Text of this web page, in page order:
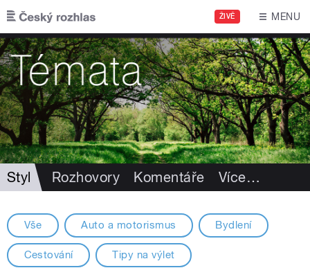
Přejít k hlavnímu obsahu
ŽIVĚ MENU
Styl Rozhovory Komentáře Více…
Vše Auto a motorismus Bydlení
Cestování Tipy na výlet